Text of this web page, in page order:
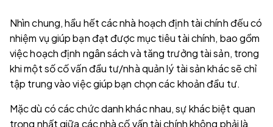
Nhìn chung, hầu hết các nhà hoạch định tài chính đếu có
nhiệm vụ giúp bạn đạt được mục tiêu tài chính, bao gồm
việc hoạch định ngân sách và tăng trưởng tài sản, trong
khi một số cố vấn đầu tư/nhà quản lý tài sản khác sẽ chỉ
tập trung vào việc giúp bạn chọn các khoản đầu tư.
Mặc dù có các chức danh khác nhau, sự khác biệt quan
trọng nhất giữa các nhà cố vấn tài chính không phải là